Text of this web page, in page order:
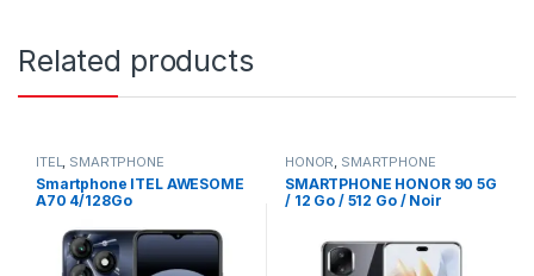
Related products
ITEL, SMARTPHONE
Smartphone ITEL AWESOME
A70 4/128Go
HONOR, SMARTPHONE
SMARTPHONE HONOR 90 5G
/ 12 Go / 512 Go / Noir